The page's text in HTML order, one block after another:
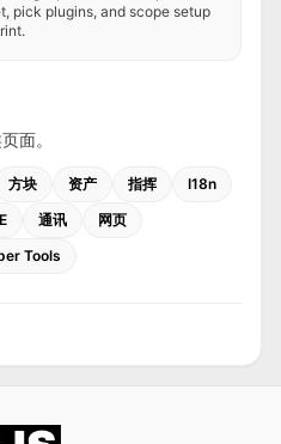
pick plugins, and scope setup
面。
方块 资产 指挥
I18n
通讯
网页
Tools